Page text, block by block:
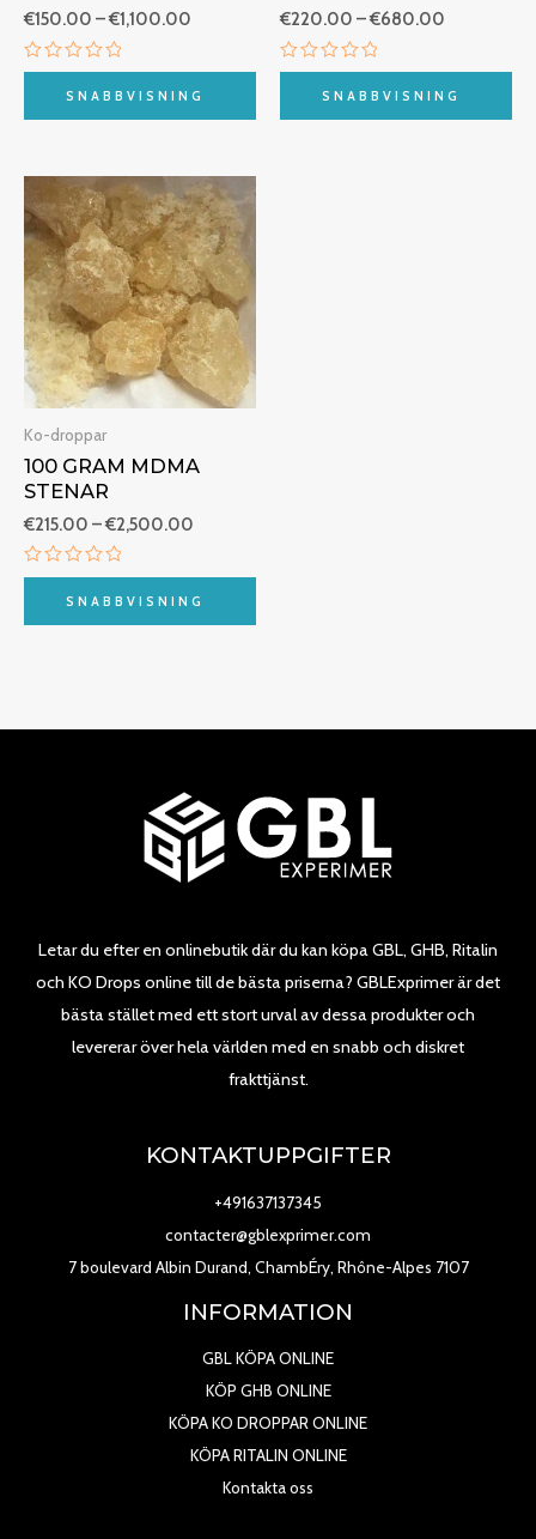
€150.00 –€1,100.00
Betygsatt
5
SNABBVISNING
€220.00 –€680.00
Betygsatt
5
SNABBVISNING
Ko-droppar
100 GRAM MDMA
STENAR
€215.00 –€2,500.00
Prisintervall:
€215.00
till
€2,500.00
Betygsatt
5
SNABBVISNING
Letar du efter en onlinebutik där du kan köpa GBL, GHB, Ritalin
och KO Drops online till de bästa priserna? GBLExprimer är det
bästa stället med ett stort urval av dessa produkter och
levererar över hela världen med en snabb och diskret
frakttjänst.
KONTAKTUPPGIFTER
+491637137345
contacter@gblexprimer.com
7 boulevard Albin Durand, ChambÉry, Rhône-Alpes 7107
INFORMATION
GBL KÖPA ONLINE
KÖP GHB ONLINE
KÖPA KO DROPPAR ONLINE
KÖPA RITALIN ONLINE
Kontakta oss